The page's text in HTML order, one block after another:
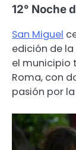
12° Noche
San Miguel
edición de la
el municipio
Roma, con
pasión por